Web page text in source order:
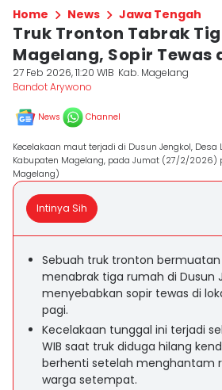
Home News Jawa Tengah
Truk Tronton Tabrak
Magelang, Sopir Tewas
27 Feb 2026, 11:20 WIB Kab. Magelang
Bandot Arywono
News Channel
Kecelakaan maut terjadi di Dusun Jengkol, Desa
Kabupaten Magelang, pada Jumat (27/2/2026)
Magelang)
Intinya Sih
Sebuah truk tronton
menabrak tiga rumah di Dusun
menyebabkan sopir tewas di
pagi.
Kecelakaan tunggal ini terjadi
WIB saat truk diduga hilang
berhenti setelah menghantam
warga setempat.